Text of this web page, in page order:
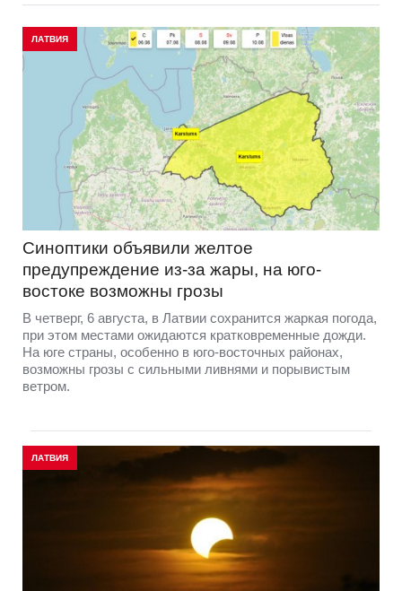
ЛАТВИЯ
Синоптики объявили желтое
предупреждение из-за жары, на юго-
востоке возможны грозы
В четверг, 6 августа, в Латвии сохранится жаркая погода,
при этом местами ожидаются кратковременные дожди.
На юге страны, особенно в юго-восточных районах,
возможны грозы с сильными ливнями и порывистым
ветром.
ЛАТВИЯ